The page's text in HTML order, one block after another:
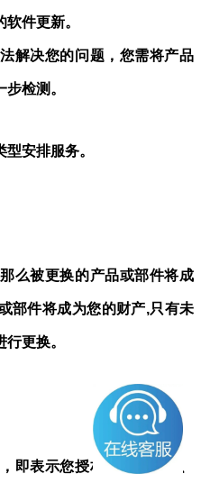
件更新。
解决您的问题，您需将产品
检测。
安排服务。
么被更换的产品或部件将成
部件将成为您的财产,只有未
更换。
即表示您授权畅天游存储、